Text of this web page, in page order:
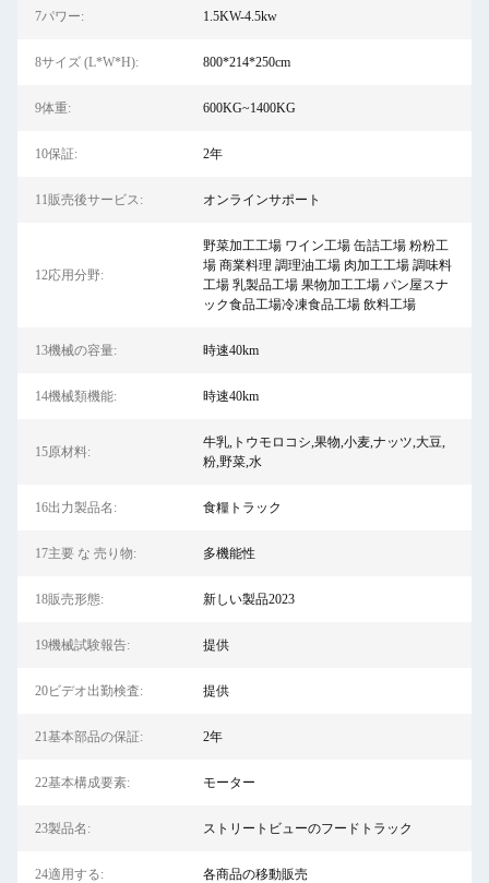
7パワー: 1.5KW-4.5kw
8サイズ (L*W*H): 800*214*250cm
9体重: 600KG~1400KG
10保証: 2年
11販売後サービス: オンラインサポート
12応用分野:
野菜加工工場 ワイン工場 缶詰工場 粉粉工
場 商業料理 調理油工場 肉加工工場 調味料
工場 乳製品工場 果物加工工場 パン屋スナ
ック食品工場冷凍食品工場 飲料工場
13機械の容量: 時速40km
14機械類機能: 時速40km
15原材料:
牛乳,トウモロコシ,果物,小麦,ナッツ,大豆,
粉,野菜,水
16出力製品名: 食糧トラック
17主要 な 売り物: 多機能性
18販売形態: 新しい製品2023
19機械試験報告: 提供
20ビデオ出勤検査: 提供
21基本部品の保証: 2年
22基本構成要素: モーター
23製品名: ストリートビューのフードトラック
24適用する: 各商品の移動販売